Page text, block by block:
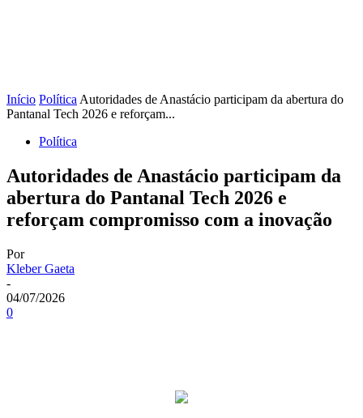
Início Política Autoridades de Anastácio participam da abertura do
Pantanal Tech 2026 e reforçam...
Política
Autoridades de Anastácio participam da
abertura do Pantanal Tech 2026 e
reforçam compromisso com a inovação
Por
Kleber Gaeta
-
04/07/2026
0